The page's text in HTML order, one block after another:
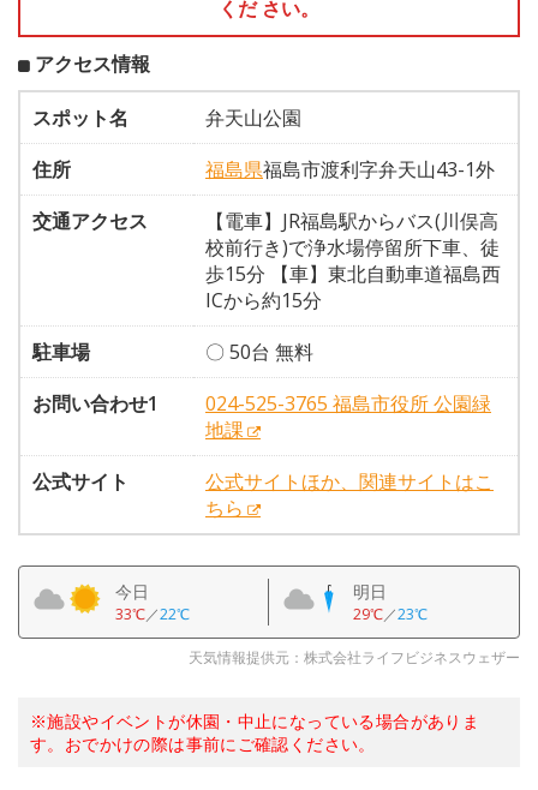
くだ さい。
アクセス情報
スポット名
弁天山公園
住所
福島県福島市渡利字弁天山43-1外
交通アクセス
【電車】JR福島駅からバス(川俣高
校前行き)で浄水場停留所下車、徒
歩15分 【車】東北自動車道福島西
ICから約15分
駐車場
〇 50台 無料
お問い合わせ1
024-525-3765 福島市役所 公園緑
地課
公式サイト
公式サイトほか、関連サイトはこ
ちら
今日
33℃／22℃
明日
29℃／23℃
天気情報提供元：株式会社ライフビジネスウェザー
※施設やイベントが休園・中止になっている場合がありま
す。おでかけの際は事前にご確認ください。